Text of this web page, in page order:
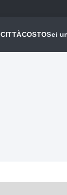
CITTÀCOSTOSei